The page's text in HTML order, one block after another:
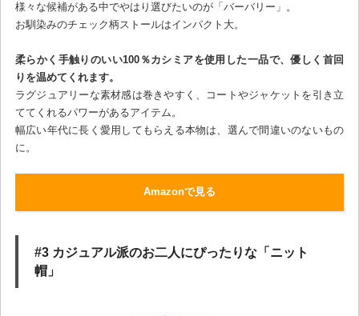
様々な候補がある中でやはり選びたいのが「バーバリー」。
お馴染みのチェック柄ストールはインパクト大。
柔らかく手触りのいい100％カシミアを使用した一品で、優しく首回
りを温めてくれます。
ラグジュアリーな素材感は巻きやすく、コートやジャケットを引き立
ててくれるパワーがあるアイテム。
幅広い年代に長く愛用してもらえる本物は、選んで間違いのないもの
に。
Amazonで見る
#3 カジュアル派のお二人にぴったりな「ニット
帽」